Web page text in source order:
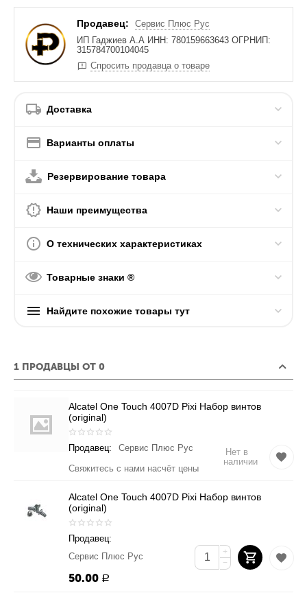
Продавец:
Сервис Плюс Рус
ИП Гаджиев А.А ИНН: 780159663643 ОГРНИП:
315784700104045
Спросить продавца о товаре
Доставка
Варианты оплаты
Резервирование товара
Наши преимущества
О технических характеристиках
Товарные знаки ®
Найдите похожие товары тут
1 ПРОДАВЦЫ ОТ 0
Alcatel One Touch 4007D Pixi Набор винтов
(original)
Продавец:
Сервис Плюс Рус
Свяжитесь с нами насчёт цены
Нет в
наличии
Alcatel One Touch 4007D Pixi Набор винтов
(original)
Продавец:
Сервис Плюс Рус
50.00 Р
+
−